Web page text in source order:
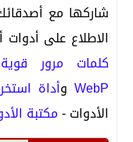
شاركها مع
الاطلاع على
كلمات مرور
WebP وأداة
الأدوات -مكتبة